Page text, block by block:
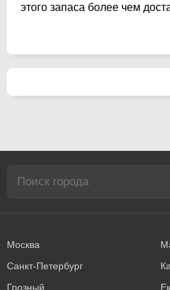
этого запаса более чем
Москва
Санкт-Петербург
Грозный